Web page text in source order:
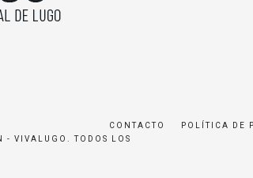
CONTACTO POLÍTICA DE
VIVALUGO. TODOS LOS